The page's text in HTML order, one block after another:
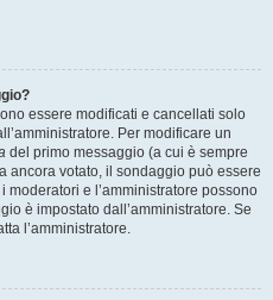
essere modificati e cancellati solo
Per modificare un
del primo messaggio (a cui è sempre
ancora votato, il sondaggio può essere
e l’amministratore possono
è impostato dall’amministratore. Se
l’amministratore.